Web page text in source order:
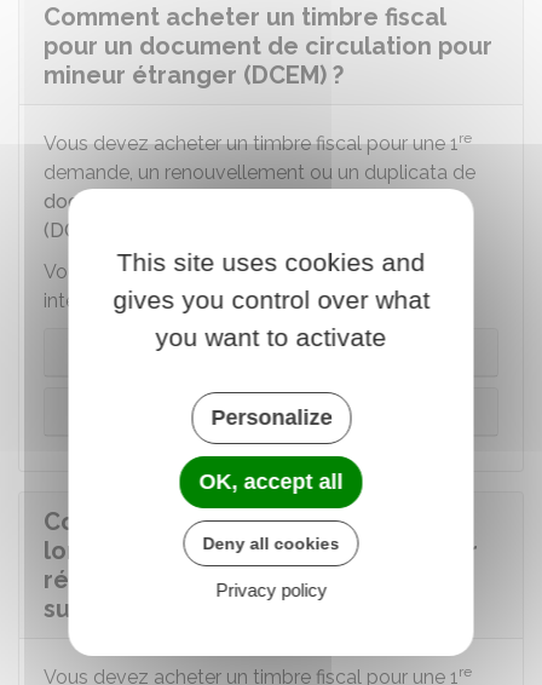
Comment acheter un timbre fiscal
pour un document de circulation pour
mineur étranger (DCEM) ?
Vous devez acheter un timbre fiscal pour une 1re
demande, un renouvellement ou un duplicata de
document de circulation pour étranger mineur
(DCEM)
Vous pouvez acheter le timbre fiscal soit sur
internet, soit dans un bureau de tabac.
Sur internet
Dans un bureau de tabac
Comment acheter un timbre fiscal
lorsque pour un titre de voyage pour
réfugié, apatride ou protégé
subsidiaire ?
Vous devez acheter un timbre fiscal pour une 1re
This site uses cookies and
gives you control over what
you want to activate
Personalize
OK, accept all
Deny all cookies
Privacy policy